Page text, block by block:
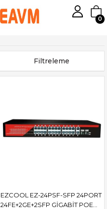
0
Filtreleme
EZCOOL EZ-24PSF-SFP 24PORT
24FE+2GE+2SFP GİGABİT POE